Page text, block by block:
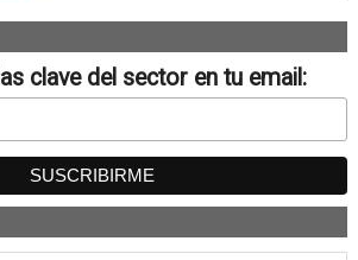
clave del sector en tu email: